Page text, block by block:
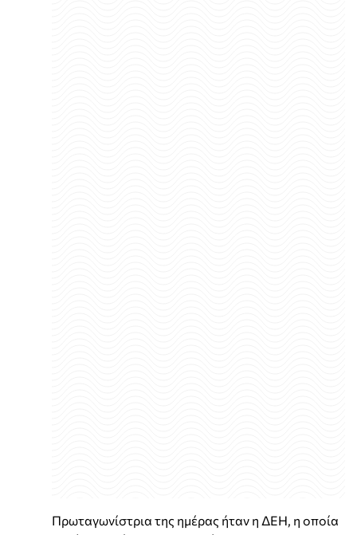
Πρωταγωνίστρια της ημέρας ήταν η ΔΕΗ, η οποία